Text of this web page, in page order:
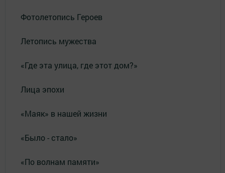
Фотолетопись Героев
Летопись мужества
«Где эта улица, где этот дом?»
Лица эпохи
«Маяк» в нашей жизни
«Было - стало»
«По волнам памяти»